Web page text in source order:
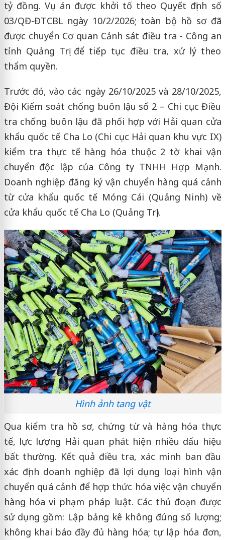
tỷ đồng. Vụ án được khởi tố theo Quyết định số
03/QĐ-ĐTCBL ngày 10/2/2026; toàn bộ hồ sơ đã
được chuyển Cơ quan Cảnh sát điều tra - Công an
tỉnh Quảng Trị để tiếp tục điều tra, xử lý theo
thẩm quyền.
Trước đó, vào các ngày 26/10/2025 và 28/10/2025,
Đội Kiểm soát chống buôn lậu số 2 – Chi cục Điều
tra chống buôn lậu đã phối hợp với Hải quan cửa
khẩu quốc tế Cha Lo (Chi cục Hải quan khu vực IX)
kiểm tra thực tế hàng hóa thuộc 2 tờ khai vận
chuyển độc lập của Công ty TNHH Hợp Mạnh.
Doanh nghiệp đăng ký vận chuyển hàng quá cảnh
từ cửa khẩu quốc tế Móng Cái (Quảng Ninh) về
cửa khẩu quốc tế Cha Lo (Quảng Trị).
Hình ảnh tang vật
Qua kiểm tra hồ sơ, chứng từ và hàng hóa thực
tế, lực lượng Hải quan phát hiện nhiều dấu hiệu
bất thường. Kết quả điều tra, xác minh ban đầu
xác định doanh nghiệp đã lợi dụng loại hình vận
chuyển quá cảnh để hợp thức hóa việc vận chuyển
hàng hóa vi phạm pháp luật. Các thủ đoạn được
sử dụng gồm: Lập bảng kê không đúng số lượng;
không khai báo đầy đủ hàng hóa; tự lập hóa đơn,